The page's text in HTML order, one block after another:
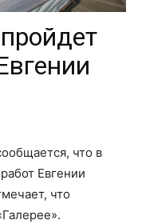
что в
Евгении
что